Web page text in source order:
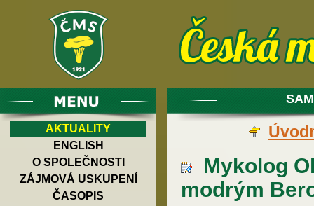
AKTUALITY
ENGLISH
O SPOLEČNOSTI
ZÁJMOVÁ USKUPENÍ
ČASOPIS
Mykolog
modrým